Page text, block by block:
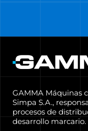
GAMMA Máquinas
Simpa S.A.,
procesos de
desarrollo marcario.